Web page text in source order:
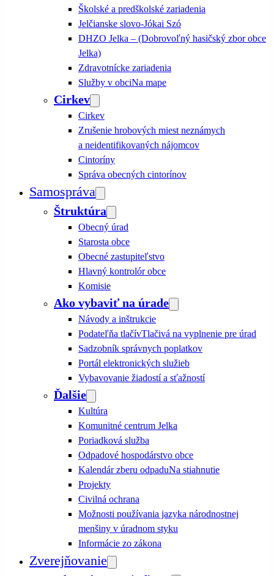
Školské a predškolské zariadenia
Jelčianske slovo-Jókai Szó
DHZO Jelka – (Dobrovoľný hasičský zbor obce
Jelka)
Zdravotnícke zariadenia
Služby v obciNa mape
Cirkev
Cirkev
Zrušenie hrobových miest neznámych
a neidentifikovaných nájomcov
Cintoríny
Správa obecných cintorínov
Samospráva
Štruktúra
Obecný úrad
Starosta obce
Obecné zastupiteľstvo
Hlavný kontrolór obce
Komisie
Ako vybaviť na úrade
Návody a inštrukcie
Podateľňa tlačívTlačivá na vyplnenie pre úrad
Sadzobník správnych poplatkov
Portál elektronických služieb
Vybavovanie žiadostí a sťažností
Ďalšie
Kultúra
Komunitné centrum Jelka
Poriadková služba
Odpadové hospodárstvo obce
Kalendár zberu odpaduNa stiahnutie
Projekty
Civilná ochrana
Možnosti používania jazyka národnostnej
menšiny v úradnom styku
Informácie zo zákona
Zverejňovanie